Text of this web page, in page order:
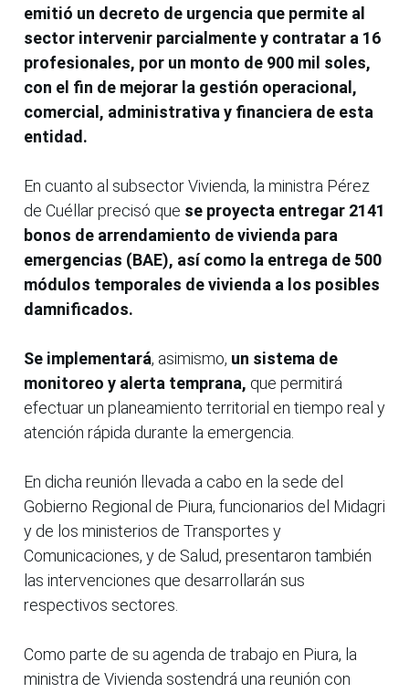
emitió un decreto de urgencia que permite al
sector intervenir parcialmente y contratar a 16
profesionales, por un monto de 900 mil soles,
con el fin de mejorar la gestión operacional,
comercial, administrativa y financiera de esta
entidad.
En cuanto al subsector Vivienda, la ministra Pérez
de Cuéllar precisó que se proyecta entregar 2141
bonos de arrendamiento de vivienda para
emergencias (BAE), así como la entrega de 500
módulos temporales de vivienda a los posibles
damnificados.
Se implementará, asimismo, un sistema de
monitoreo y alerta temprana, que permitirá
efectuar un planeamiento territorial en tiempo real y
atención rápida durante la emergencia.
En dicha reunión llevada a cabo en la sede del
Gobierno Regional de Piura, funcionarios del Midagri
y de los ministerios de Transportes y
Comunicaciones, y de Salud, presentaron también
las intervenciones que desarrollarán sus
respectivos sectores.
Como parte de su agenda de trabajo en Piura, la
ministra de Vivienda sostendrá una reunión con